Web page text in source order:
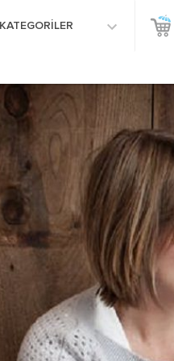
KATEGORİLER